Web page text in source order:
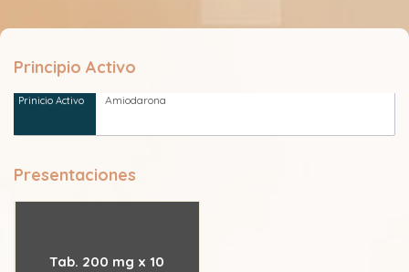
Principio Activo
Amiodarona
Presentaciones
Tab. 200 mg x 10